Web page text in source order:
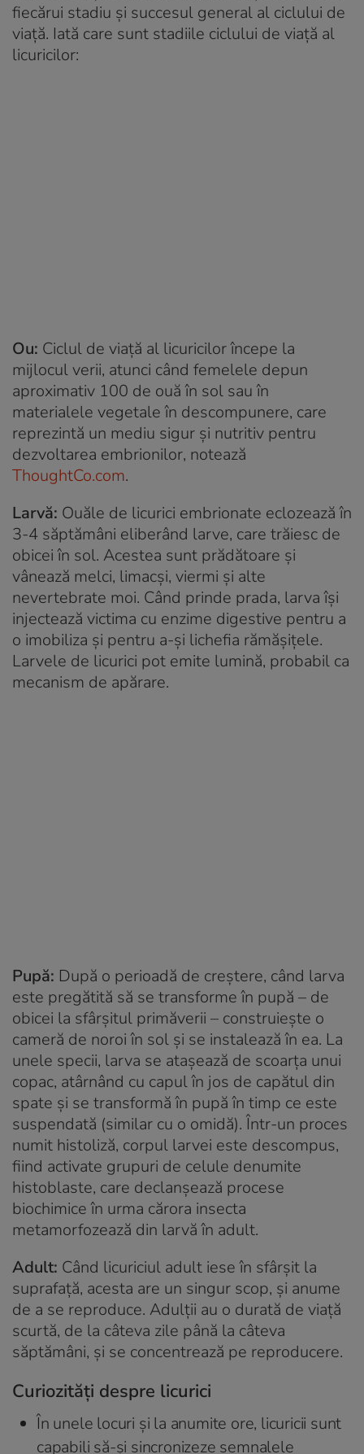
fiecărui stadiu și succesul general al ciclului de
viață. Iată care sunt stadiile ciclului de viață al
licuricilor:
Ou: Ciclul de viață al licuricilor începe la
mijlocul verii, atunci când femelele depun
aproximativ 100 de ouă în sol sau în
materialele vegetale în descompunere, care
reprezintă un mediu sigur și nutritiv pentru
dezvoltarea embrionilor, notează
ThoughtCo.com.
Larvă: Ouăle de licurici embrionate eclozează în
3-4 săptămâni eliberând larve, care trăiesc de
obicei în sol. Acestea sunt prădătoare și
vânează melci, limacși, viermi și alte
nevertebrate moi. Când prinde prada, larva își
injectează victima cu enzime digestive pentru a
o imobiliza și pentru a-și lichefia rămășițele.
Larvele de licurici pot emite lumină, probabil ca
mecanism de apărare.
Pupă: După o perioadă de creștere, când larva
este pregătită să se transforme în pupă – de
obicei la sfârșitul primăverii – construiește o
cameră de noroi în sol și se instalează în ea. La
unele specii, larva se atașează de scoarța unui
copac, atârnând cu capul în jos de capătul din
spate și se transformă în pupă în timp ce este
suspendată (similar cu o omidă). Într-un proces
numit histoliză, corpul larvei este descompus,
fiind activate grupuri de celule denumite
histoblaste, care declanșează procese
biochimice în urma cărora insecta
metamorfozează din larvă în adult.
Adult: Când licuriciul adult iese în sfârșit la
suprafață, acesta are un singur scop, și anume
de a se reproduce. Adulții au o durată de viață
scurtă, de la câteva zile până la câteva
săptămâni, și se concentrează pe reproducere.
Curiozități despre licurici
În unele locuri și la anumite ore, licuricii sunt
capabili să-și sincronizeze semnalele